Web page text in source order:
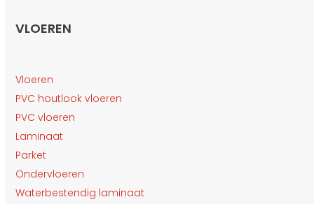
VLOEREN
Vloeren
PVC houtlook vloeren
PVC vloeren
Laminaat
Parket
Ondervloeren
Waterbestendig laminaat